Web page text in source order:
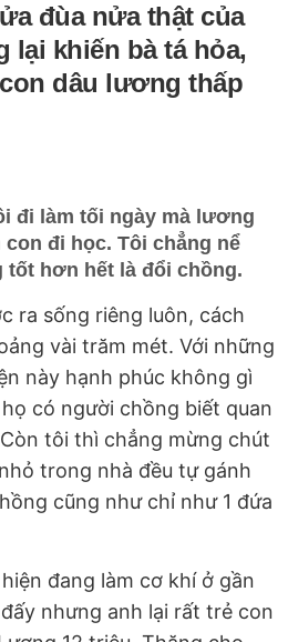
đùa nửa thật của
lại khiến bà tá hỏa,
dâu lương thấp
đi làm tối ngày mà lương
đi học. Tôi chẳng nể
tốt hơn hết là đổi chồng.
ra sống riêng luôn, cách
vài trăm mét. Với những
này hạnh phúc không gì
có người chồng biết quan
tôi thì chẳng mừng chút
trong nhà đều tự gánh
cũng như chỉ như 1 đứa
đang làm cơ khí ở gần
nhưng anh lại rất trẻ con